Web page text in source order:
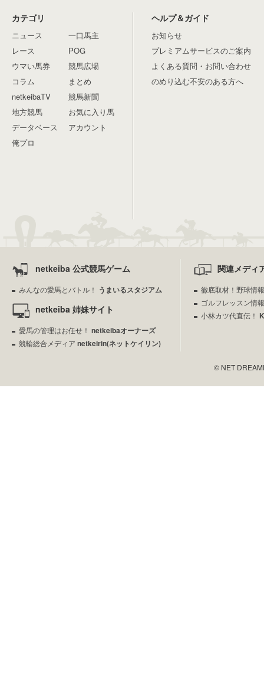
カテゴリ
ニュース
レース
ウマい馬券
コラム
netkeibaTV
地方競馬
データベース
俺プロ
一口馬主
POG
競馬広場
まとめ
競馬新聞
お気に入り馬
アカウント
ヘルプ＆ガイド
お知らせ
プレミアムサービスのご案内
よくある質問・お問い合わせ
のめり込む不安のある方へ
netkeiba 公式競馬ゲーム
みんなの愛馬とバトル！ うまいるスタジアム
netkeiba 姉妹サイト
愛馬の管理はお任せ！ netkeibaオーナーズ
競輪総合メディア netkeirin(ネットケイリン)
関連メディ
徹底取材！野球情
ゴルフレッスン情
小林カツ代直伝！
© NET